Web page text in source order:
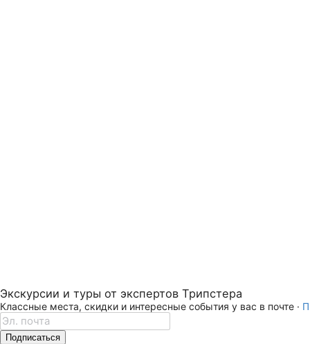
Экскурсии и туры от экспертов Трипстера
Классные места, скидки и интересные события у вас в почте ·
Подписаться